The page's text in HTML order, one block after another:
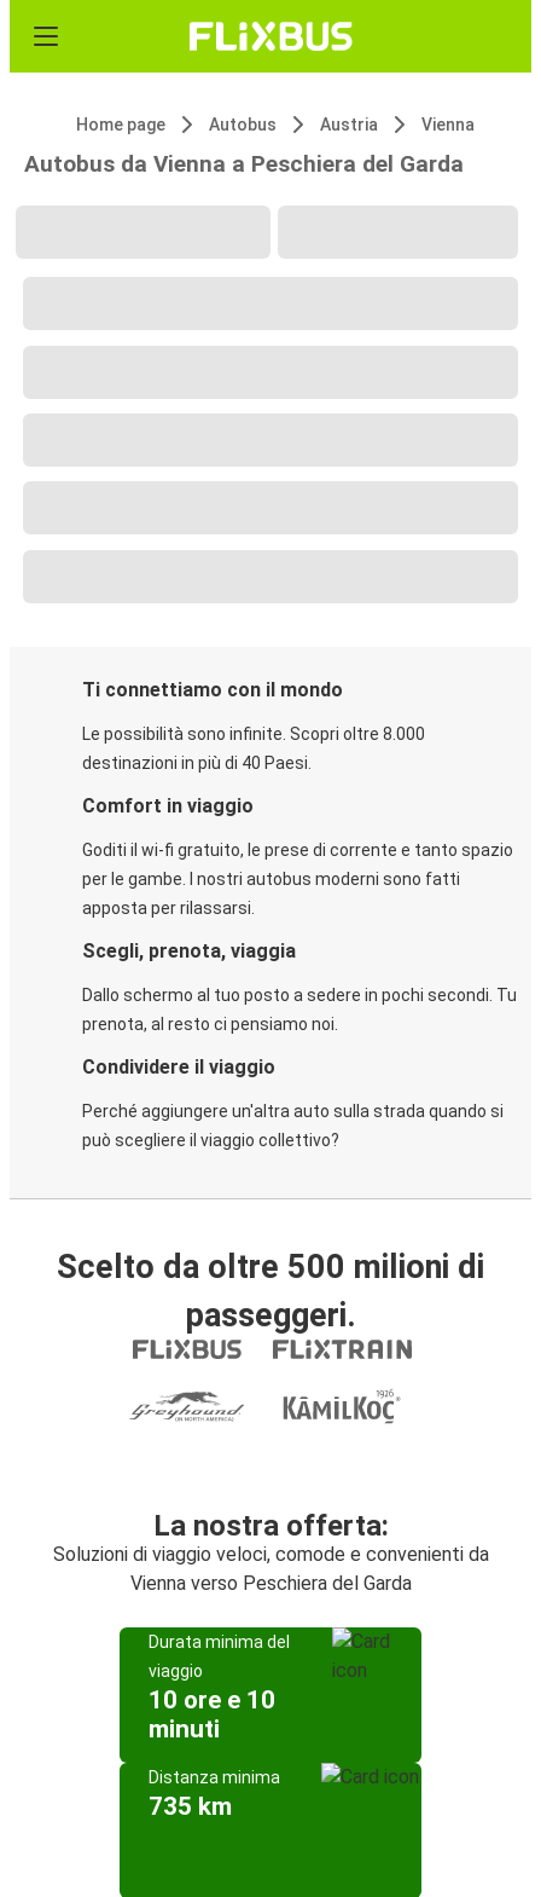
Home page Autobus Austria Vienna
Autobus da Vienna a Peschiera del Garda
Ti connettiamo con il mondo
Le possibilità sono infinite. Scopri oltre 8.000
destinazioni in più di 40 Paesi.
Comfort in viaggio
Goditi il wi-fi gratuito, le prese di corrente e tanto spazio
per le gambe. I nostri autobus moderni sono fatti
apposta per rilassarsi.
Scegli, prenota, viaggia
Dallo schermo al tuo posto a sedere in pochi secondi. Tu
prenota, al resto ci pensiamo noi.
Condividere il viaggio
Perché aggiungere un'altra auto sulla strada quando si
può scegliere il viaggio collettivo?
Scelto da oltre 500 milioni di
passeggeri.
La nostra offerta:
Soluzioni di viaggio veloci, comode e convenienti da
Vienna verso Peschiera del Garda
Durata minima del
viaggio
10 ore e 10
minuti
Distanza minima
735 km